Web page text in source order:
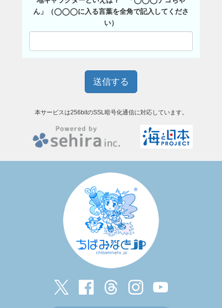
ん」（◯◯◯に入る言葉を全角で記入してくださ
い）
本サービスは256bitのSSL暗号化通信に対応しています。